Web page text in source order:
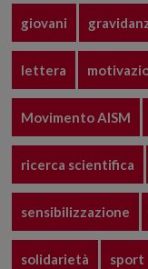
giovani
lettera
Movimento AISM
ricerca scientifica
sensibilizzazione
solidarietà sport